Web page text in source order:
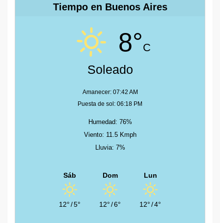
Tiempo en Buenos Aires
8°C
Soleado
Amanecer: 07:42 AM
Puesta de sol: 06:18 PM
Humedad: 76%
Viento: 11.5 Kmph
Lluvia: 7%
Sáb
12°/5°
Dom
12°/6°
Lun
12°/4°